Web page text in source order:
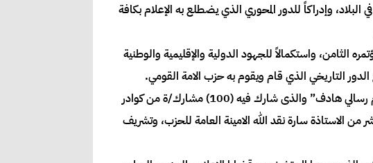
وإدراكاً للدور المحوري الذي يضطلع به الإعلام بكافة
الثامن، واستكمالاً للجهود الدولية والإقليمية والوطنية
الدور التاريخي الذي قام ويقوم به حزب الامة القومي.
إحتضنت دار الامة في الفترة من 20 وحتي 24 نوفمبر 2017م “ملتقى قضايا الاعلام” تحت شعار “نحو إعلام رسالي هادف” والذى شارك فيه (100) مشارك/ة من كوادر
من الاستاذة سارة نقد الله الامينة العامة للحزب، وتشريف